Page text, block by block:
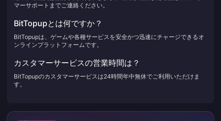
マーサポートまでご連絡ください。
BitTopupとは何ですか？
BitTopupは、ゲームや各種サービスを安全かつ迅速にチャージできるオ
ンラインプラットフォームです。
カスタマーサービスの営業時間は？
BitTopupのカスタマーサービスは24時間年中無休でご利用いただけま
す。